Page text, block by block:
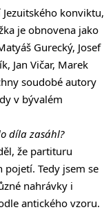
konviktu,
je obnovena jako
Gurecký, Josef
Jan Vičar, Marek
soudobé autory
v bývalém
díla zasáhl?
že partituru
Tedy jsem se
nahrávky i
antického vzoru.